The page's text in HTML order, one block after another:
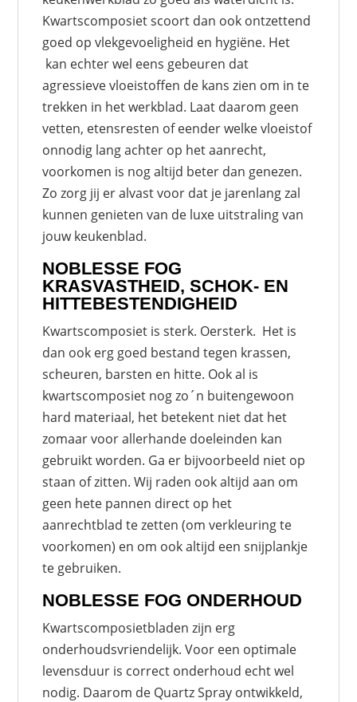
Kwartscomposiet scoort dan ook ontzettend
goed op vlekgevoeligheid en hygiëne. Het
kan echter wel eens gebeuren dat
agressieve vloeistoffen de kans zien om in te
trekken in het werkblad. Laat daarom geen
vetten, etensresten of eender welke vloeistof
onnodig lang achter op het aanrecht,
voorkomen is nog altijd beter dan genezen.
Zo zorg jij er alvast voor dat je jarenlang zal
kunnen genieten van de luxe uitstraling van
jouw keukenblad.
NOBLESSE FOG
KRASVASTHEID, SCHOK- EN
HITTEBESTENDIGHEID
Kwartscomposiet is sterk. Oersterk. Het is
dan ook erg goed bestand tegen krassen,
scheuren, barsten en hitte. Ook al is
kwartscomposiet nog zo´n buitengewoon
hard materiaal, het betekent niet dat het
zomaar voor allerhande doeleinden kan
gebruikt worden. Ga er bijvoorbeeld niet op
staan of zitten. Wij raden ook altijd aan om
geen hete pannen direct op het
aanrechtblad te zetten (om verkleuring te
voorkomen) en om ook altijd een snijplankje
te gebruiken.
NOBLESSE FOG ONDERHOUD
Kwartscomposietbladen zijn erg
onderhoudsvriendelijk. Voor een optimale
levensduur is correct onderhoud echt wel
nodig. Daarom de Quartz Spray ontwikkeld,